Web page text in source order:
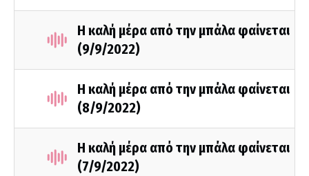
Η καλή μέρα από την μπάλα φαίνεται
(9/9/2022)
Η καλή μέρα από την μπάλα φαίνεται
(8/9/2022)
Η καλή μέρα από την μπάλα φαίνεται
(7/9/2022)